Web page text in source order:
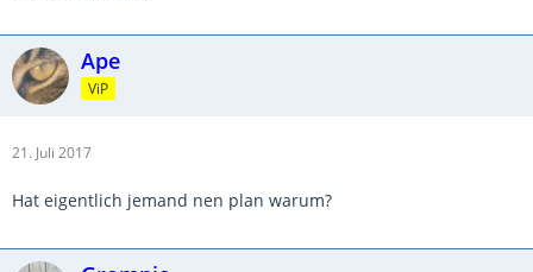
Ape
ViP
21. Juli 2017
Hat eigentlich jemand nen plan warum?